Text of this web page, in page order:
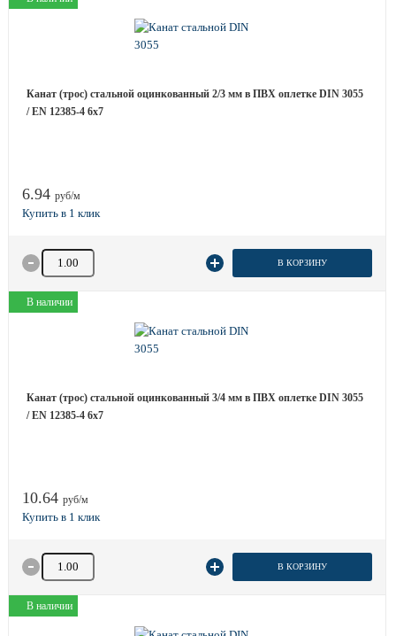
Канат (трос) стальной оцинкованный 2/3 мм в ПВХ оплетке DIN 3055
/ EN 12385-4 6x7
6.94 руб/м
Количество товара В КОРЗИНУ
В наличии
Канат (трос) стальной оцинкованный 3/4 мм в ПВХ оплетке DIN 3055
/ EN 12385-4 6x7
10.64 руб/м
Количество товара В КОРЗИНУ
В наличии